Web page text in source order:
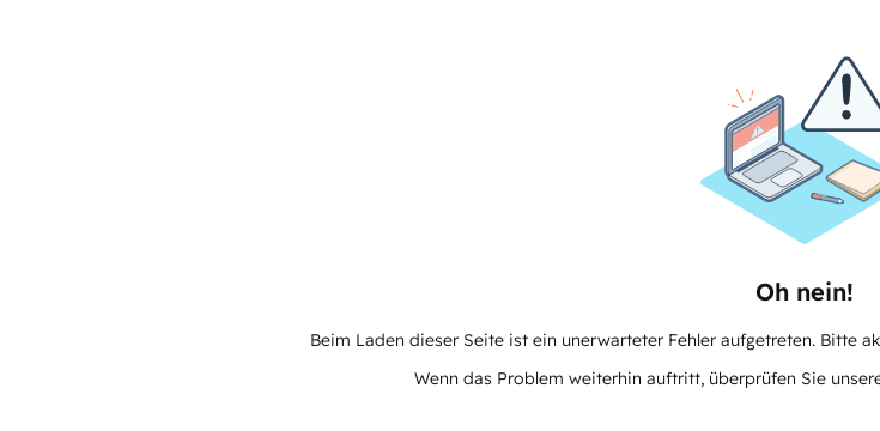
Oh nein!
Beim Laden dieser Seite ist ein unerwarteter Fehler aufgetreten. Bitte
Wenn das Problem weiterhin auftritt, überprüfen Sie